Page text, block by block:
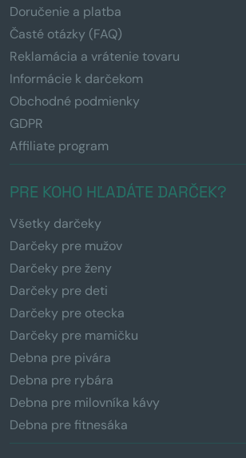
Doručenie a platba
Časté otázky (FAQ)
Reklamácia a vrátenie tovaru
Informácie k darčekom
Obchodné podmienky
GDPR
Affiliate program
PRE KOHO HĽADÁTE DARČEK?
Všetky darčeky
Darčeky pre mužov
Darčeky pre ženy
Darčeky pre deti
Darčeky pre otecka
Darčeky pre mamičku
Debna pre pivára
Debna pre rybára
Debna pre milovníka kávy
Debna pre fitnesáka